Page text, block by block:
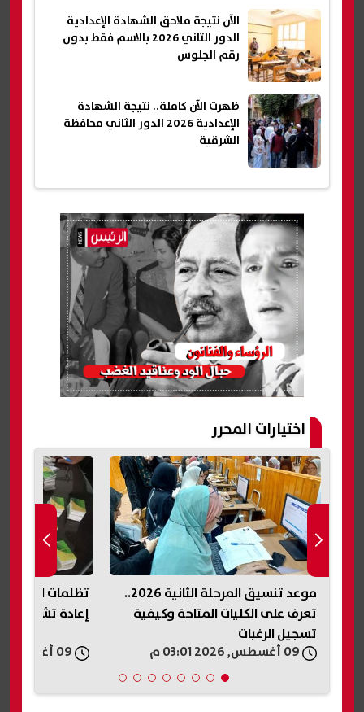
الآن نتيجة ملاحق الشهادة الإعدادية
الدور الثاني 2026 بالاسم فقط بدون
رقم الجلوس
ظهرت الآن كاملة.. نتيجة الشهادة
الإعدادية 2026 الدور الثاني محافظة
الشرقية
اختيارات المحرر
تظلمات البطاقات التموينية.. موعد
إعادة تشغيلها حال قبول التظلم
اللجنة المالية
عملها.. خطة